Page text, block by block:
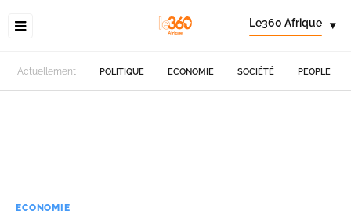
Le360 Afrique ▾
Actuellement POLITIQUE ECONOMIE SOCIÉTÉ PEOPLE
ECONOMIE